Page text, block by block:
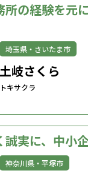
所の経験を元
埼玉県・さいたま市
土岐さくら
トキサクラ
誠実に、中小
神奈川県・平塚市